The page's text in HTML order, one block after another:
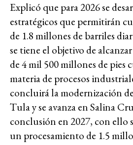
Explicó que para 2026 se
estratégicos que permitirán
de 1.8 millones de barriles
se tiene el objetivo de
de 4 mil 500 millones de pies
materia de procesos
concluirá la modernización
Tula y se avanza en Salina
conclusión en 2027, con ello
un procesamiento de 1.5